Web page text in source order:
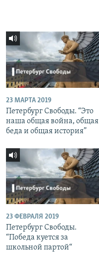
23 МАРТА 2019
Петербург Свободы. “Это
наша общая война, общая
беда и общая история”
23 ФЕВРАЛЯ 2019
Петербург Свободы.
“Победа куется за
школьной партой“